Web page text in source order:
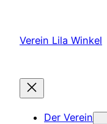
springen
Verein Lila Winkel
Der Verein